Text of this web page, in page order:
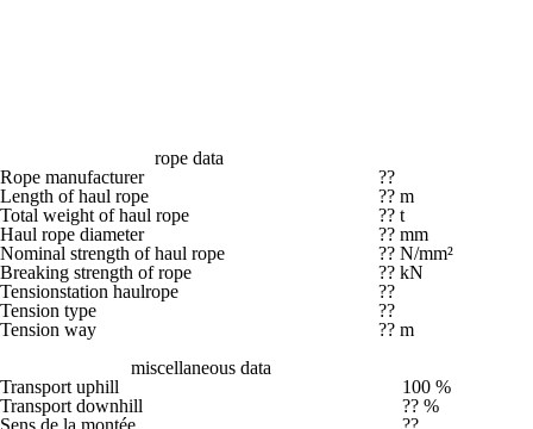
rope data
Rope manufacturer
??
Length of haul rope
?? m
Total weight of haul rope
?? t
Haul rope diameter
?? mm
Nominal strength of haul rope
?? N/mm²
Breaking strength of rope
?? kN
Tensionstation haulrope
??
Tension type
??
Tension way
?? m
miscellaneous data
Transport uphill
100 %
Transport downhill
?? %
Sens de la montée
??